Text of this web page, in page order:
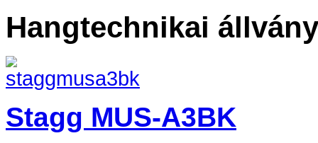
Hangtechnikai
Stagg MUS-A3BK